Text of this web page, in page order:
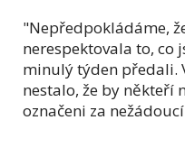
"Nepředpokládáme,
nerespektovala to, co
minulý týden předali.
nestalo, že by někteří
označeni za